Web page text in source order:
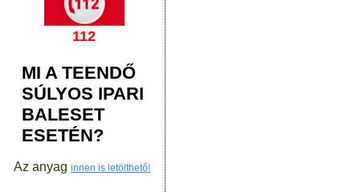
112
MI A TEENDŐ
SÚLYOS IPARI
BALESET
ESETÉN?
Az anyag innen is letölthető!